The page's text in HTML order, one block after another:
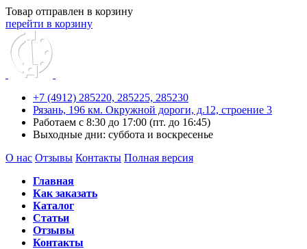
Товар отправлен в корзину
перейти в корзину
+7 (4912) 285220, 285225, 285230
Рязань, 196 км. Окружной дороги, д.12, строение 3
Работаем с 8:30 до 17:00 (пт. до 16:45)
Выходные дни: суббота и воскресенье
О нас Отзывы Контакты Полная версия
Главная
Как заказать
Каталог
Статьи
Отзывы
Контакты